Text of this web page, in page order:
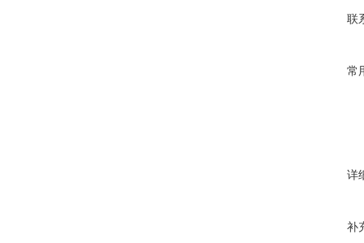
联
常
详
补